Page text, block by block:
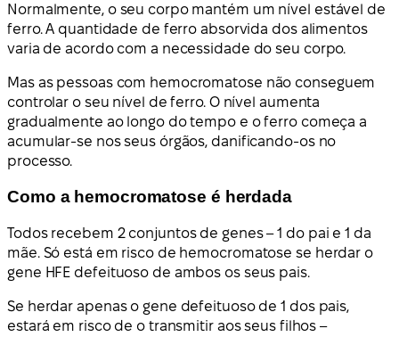
Normalmente, o seu corpo mantém um nível estável de
ferro. A quantidade de ferro absorvida dos alimentos
varia de acordo com a necessidade do seu corpo.
Mas as pessoas com hemocromatose não conseguem
controlar o seu nível de ferro. O nível aumenta
gradualmente ao longo do tempo e o ferro começa a
acumular-se nos seus órgãos, danificando-os no
processo.
Como a hemocromatose é herdada
Todos recebem 2 conjuntos de genes – 1 do pai e 1 da
mãe. Só está em risco de hemocromatose se herdar o
gene HFE defeituoso de ambos os seus pais.
Se herdar apenas o gene defeituoso de 1 dos pais,
estará em risco de o transmitir aos seus filhos –